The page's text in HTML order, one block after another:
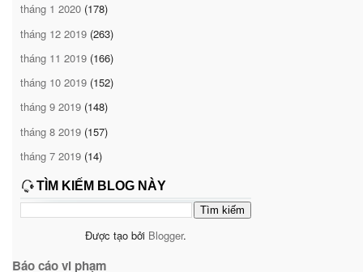
tháng 1 2020 (178)
tháng 12 2019 (263)
tháng 11 2019 (166)
tháng 10 2019 (152)
tháng 9 2019 (148)
tháng 8 2019 (157)
tháng 7 2019 (14)
TÌM KIẾM BLOG NÀY
Được tạo bởi Blogger.
Báo cáo vi phạm